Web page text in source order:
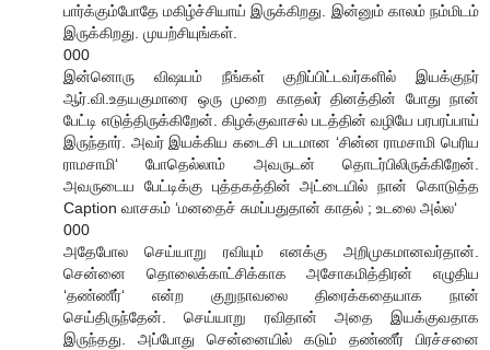
பார்க்கும்போதே மகிழ்ச்சியாய் இருக்கிறது. இன்னும் காலம் நம்மிடம்
இருக்கிறது. முயற்சியுங்கள்.
000
இன்னொரு விஷயம் நீங்கள் குறிப்பிட்டவர்களில் இயக்குநர்
ஆர்.வி.உதயகுமாரை ஒரு முறை காதலர் தினத்தின் போது நான்
பேட்டி எடுத்திருக்கிறேன். கிழக்குவாசல் படத்தின் வழியே பரபரப்பாய்
இருந்தார். அவர் இயக்கிய கடைசி படமான ‘சின்ன ராமசாமி பெரிய
ராமசாமி‘ போதெல்லாம் அவருடன் தொடர்பிலிருக்கிறேன்.
அவருடைய பேட்டிக்கு புத்தகத்தின் அட்டையில் நான் கொடுத்த
Caption வாசகம் ‘மனதைச் சுமப்பதுதான் காதல் ; உடலை அல்ல‘
000
அதேபோல செய்யாறு ரவியும் எனக்கு அறிமுகமானவர்தான்.
சென்னை தொலைக்காட்சிக்காக அசோகமித்திரன் எழுதிய
‘தண்ணீர்‘ என்ற குறுநாவலை திரைக்கதையாக நான்
செய்திருந்தேன். செய்யாறு ரவிதான் அதை இயக்குவதாக
இருந்தது. அப்போது சென்னையில் கடும் தண்ணீர் பிரச்சனை